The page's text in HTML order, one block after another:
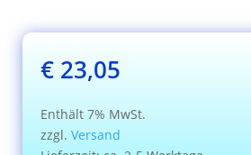
€23,05
Enthält 7% MwSt.
zzgl. Versand